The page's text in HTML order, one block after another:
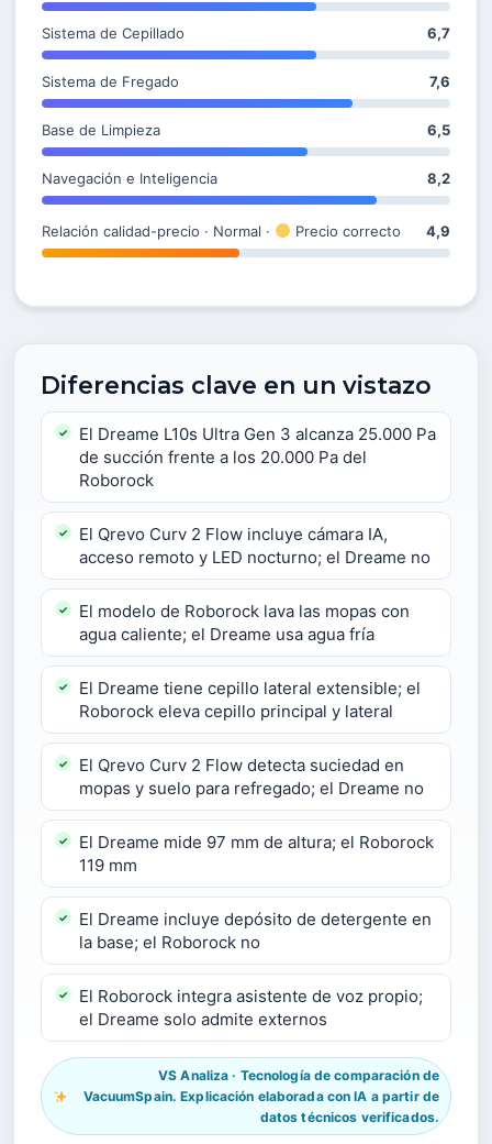
Sistema de Cepillado 6,7
Sistema de Fregado 7,6
Base de Limpieza 6,5
Navegación e Inteligencia 8,2
Relación calidad-precio · Normal · Precio correcto 4,9
Diferencias clave en un vistazo
El Dreame L10s Ultra Gen 3 alcanza 25.000 Pa
de succión frente a los 20.000 Pa del
Roborock
El Qrevo Curv 2 Flow incluye cámara IA,
acceso remoto y LED nocturno; el Dreame no
El modelo de Roborock lava las mopas con
agua caliente; el Dreame usa agua fría
El Dreame tiene cepillo lateral extensible; el
Roborock eleva cepillo principal y lateral
El Qrevo Curv 2 Flow detecta suciedad en
mopas y suelo para refregado; el Dreame no
El Dreame mide 97 mm de altura; el Roborock
119 mm
El Dreame incluye depósito de detergente en
la base; el Roborock no
El Roborock integra asistente de voz propio;
el Dreame solo admite externos
VS Analiza · Tecnología de comparación de
VacuumSpain. Explicación elaborada con IA a partir de
datos técnicos verificados.